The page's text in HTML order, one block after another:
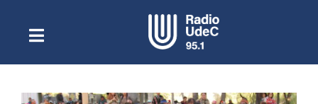
contenidoToggle
NavigationEscuchar Radio UdeC en vivo
Quiénes Somos